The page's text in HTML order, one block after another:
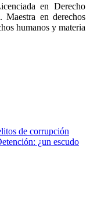
en Derecho
Maestra en derechos
humanos y materia
de corrupción
¿un escudo